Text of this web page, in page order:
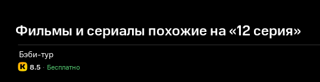
Фильмы и сериалы похожие на «12 серия»
Бэби-тур
8.5 Бесплатно
·